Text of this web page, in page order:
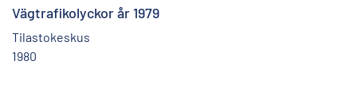
Vägtrafikolyckor år 1979
Tilastokeskus
1980